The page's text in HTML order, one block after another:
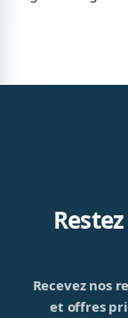
Recevez nos
et offres